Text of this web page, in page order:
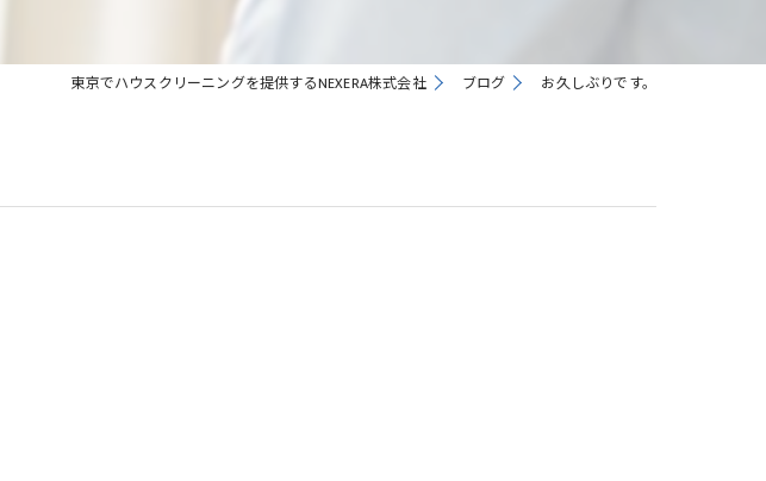
東京でハウスクリーニングを提供するNEXERA株式会社 ブログ お久しぶりです。